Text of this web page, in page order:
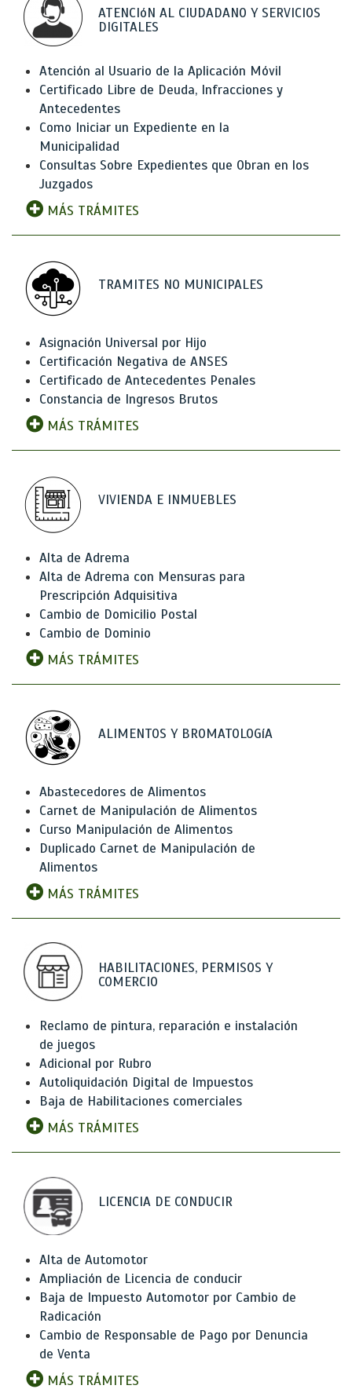
ATENCIóN AL CIUDADANO Y SERVICIOS
DIGITALES
Atención al Usuario de la Aplicación Móvil
Certificado Libre de Deuda, Infracciones y
Antecedentes
Como Iniciar un Expediente en la
Municipalidad
Consultas Sobre Expedientes que Obran en los
Juzgados
MÁS TRÁMITES
TRAMITES NO MUNICIPALES
Asignación Universal por Hijo
Certificación Negativa de ANSES
Certificado de Antecedentes Penales
Constancia de Ingresos Brutos
MÁS TRÁMITES
VIVIENDA E INMUEBLES
Alta de Adrema
Alta de Adrema con Mensuras para
Prescripción Adquisitiva
Cambio de Domicilio Postal
Cambio de Dominio
MÁS TRÁMITES
ALIMENTOS Y BROMATOLOGíA
Abastecedores de Alimentos
Carnet de Manipulación de Alimentos
Curso Manipulación de Alimentos
Duplicado Carnet de Manipulación de
Alimentos
MÁS TRÁMITES
HABILITACIONES, PERMISOS Y
COMERCIO
Reclamo de pintura, reparación e instalación
de juegos
Adicional por Rubro
Autoliquidación Digital de Impuestos
Baja de Habilitaciones comerciales
MÁS TRÁMITES
LICENCIA DE CONDUCIR
Alta de Automotor
Ampliación de Licencia de conducir
Baja de Impuesto Automotor por Cambio de
Radicación
Cambio de Responsable de Pago por Denuncia
de Venta
MÁS TRÁMITES